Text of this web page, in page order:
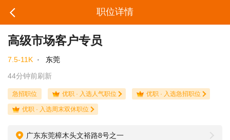
职位详情
高级市场客户专员
7.5-11K ·
东莞
44分钟前刷新
急招职位 优职 · 入选人气职位 优职 · 入选急招职位
优职 · 入选周末双休职位
广东东莞樟木头文裕路8号之一